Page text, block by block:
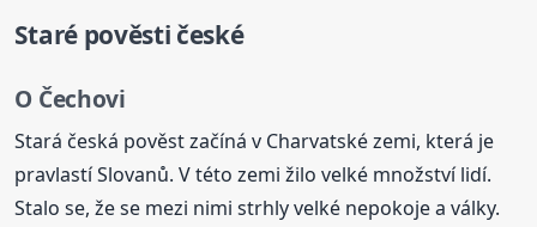
Staré pověsti české
O Čechovi
Stará česká pověst začíná v Charvatské zemi, která je
pravlastí Slovanů. V této zemi žilo velké množství lidí.
Stalo se, že se mezi nimi strhly velké nepokoje a války.